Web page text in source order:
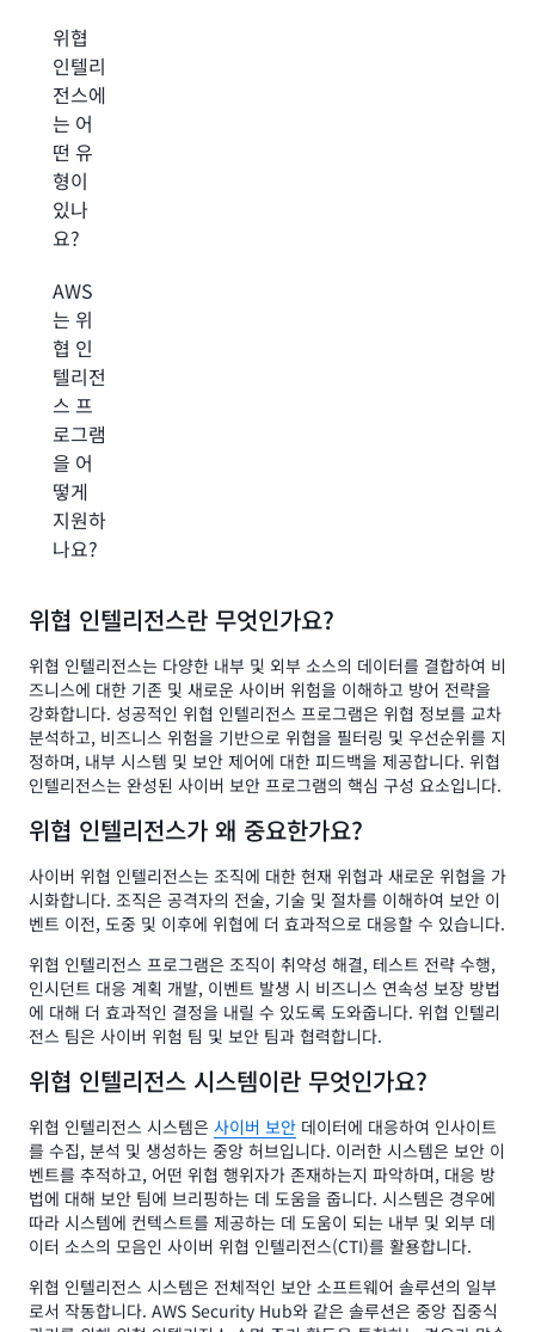
위협
인텔리
전스에
는 어
떤 유
형이
있나
요?
AWS
는 위
협 인
텔리전
스 프
로그램
을 어
떻게
지원하
나요?
위협 인텔리전스란 무엇인가요?
위협 인텔리전스는 다양한 내부 및 외부 소스의 데이터를 결합하여 비
즈니스에 대한 기존 및 새로운 사이버 위험을 이해하고 방어 전략을
강화합니다. 성공적인 위협 인텔리전스 프로그램은 위협 정보를 교차
분석하고, 비즈니스 위험을 기반으로 위협을 필터링 및 우선순위를 지
정하며, 내부 시스템 및 보안 제어에 대한 피드백을 제공합니다. 위협
인텔리전스는 완성된 사이버 보안 프로그램의 핵심 구성 요소입니다.
위협 인텔리전스가 왜 중요한가요?
사이버 위협 인텔리전스는 조직에 대한 현재 위협과 새로운 위협을 가
시화합니다. 조직은 공격자의 전술, 기술 및 절차를 이해하여 보안 이
벤트 이전, 도중 및 이후에 위협에 더 효과적으로 대응할 수 있습니다.
위협 인텔리전스 프로그램은 조직이 취약성 해결, 테스트 전략 수행,
인시던트 대응 계획 개발, 이벤트 발생 시 비즈니스 연속성 보장 방법
에 대해 더 효과적인 결정을 내릴 수 있도록 도와줍니다. 위협 인텔리
전스 팀은 사이버 위험 팀 및 보안 팀과 협력합니다.
위협 인텔리전스 시스템이란 무엇인가요?
위협 인텔리전스 시스템은 사이버 보안 데이터에 대응하여 인사이트
를 수집, 분석 및 생성하는 중앙 허브입니다. 이러한 시스템은 보안 이
벤트를 추적하고, 어떤 위협 행위자가 존재하는지 파악하며, 대응 방
법에 대해 보안 팀에 브리핑하는 데 도움을 줍니다. 시스템은 경우에
따라 시스템에 컨텍스트를 제공하는 데 도움이 되는 내부 및 외부 데
이터 소스의 모음인 사이버 위협 인텔리전스(CTI)를 활용합니다.
위협 인텔리전스 시스템은 전체적인 보안 소프트웨어 솔루션의 일부
로서 작동합니다. AWS Security Hub와 같은 솔루션은 중앙 집중식